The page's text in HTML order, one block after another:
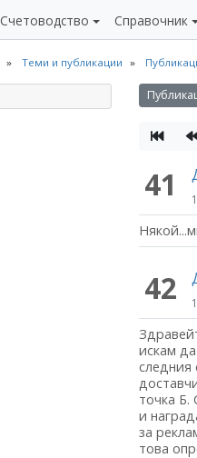
Счетоводство Справочник
Теми и публикации
41
42
искам
следния
точка Б.
и
за
това